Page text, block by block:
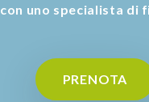
con uno specialista di
PRENOTA